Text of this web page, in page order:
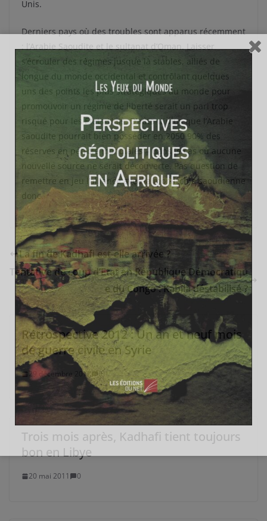
Unis.
Derniers pays où des troubles sont apparus récemment
: l’Arabie Saoudite et le sultanat d’Oman. Laisser
s’écrouler des régimes jusque là stables, alliés de
longue du monde occidental et contrôlant quelques
uns des points les plus stratégiques au monde pour
promouvoir un régime de liberté serait un pari trop
risqué pour les Etats-Unis. D’autant plus que l’Arabie
saoudite pourrait bien posséder en 2050 90% des
réserves en pétrole mondiales – dans le cas où aucune
nouvelle source ne serait découverte. Pas question de
remettre en jeu l’alliance avec la monarchie saoudienne
donc.
La fin de Kadhafi est-elle arrivée ?
Tentative de coup d’Etat en République Démocratiqu
e du Congo : Kabila déstabilisé ?
Rétrospective 2012 : Un an et neuf mois
de guerre civile en Syrie
29 décembre 2012 0
Trois mois après, Kadhafi tient toujours
bon en Libye
20 mai 2011 0